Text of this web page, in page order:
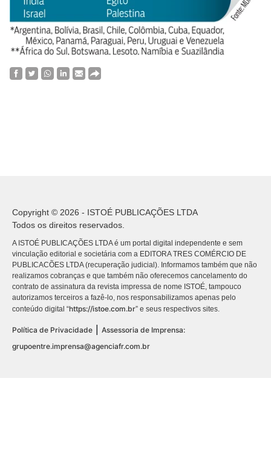
Copyright © 2026 - ISTOÉ PUBLICAÇÕES LTDA
Todos os direitos reservados.
A ISTOÉ PUBLICAÇÕES LTDA é um portal digital independente e sem
vinculação editorial e societária com a EDITORA TRES COMÉRCIO DE
PUBLICACÕES LTDA (recuperação judicial). Informamos também que não
realizamos cobranças e que também não oferecemos cancelamento do
contrato de assinatura da revista impressa de nome ISTOÉ, tampouco
autorizamos terceiros a fazê-lo, nos responsabilizamos apenas pelo
conteúdo digital “https://istoe.com.br” e seus respectivos sites.
Política de Privacidade | Assessoria de Imprensa:
grupoentre.imprensa@agenciafr.com.br